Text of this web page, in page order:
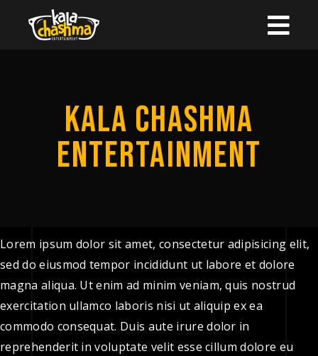
KALA CHASHMA
ENTERTAINMENT
Lorem ipsum dolor sit amet, consectetur adipisicing elit,
sed do eiusmod tempor incididunt ut labore et dolore
magna aliqua. Ut enim ad minim veniam, quis nostrud
exercitation ullamco laboris nisi ut aliquip ex ea
commodo consequat. Duis aute irure dolor in
reprehenderit in voluptate velit esse cillum dolore eu